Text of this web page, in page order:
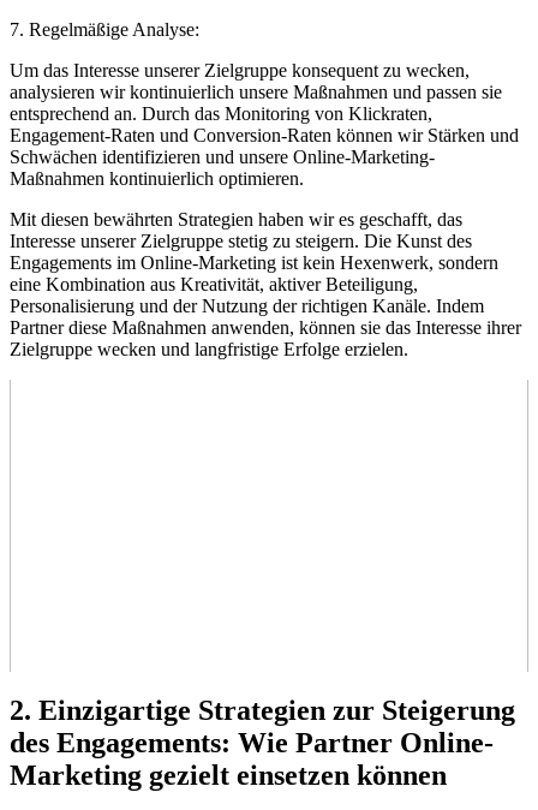
7. Regelmäßige Analyse:
Um das Interesse unserer Zielgruppe konsequent zu wecken,
analysieren wir kontinuierlich unsere Maßnahmen und passen sie
entsprechend an. Durch das Monitoring von Klickraten,
Engagement-Raten und Conversion-Raten können wir Stärken und
Schwächen identifizieren und unsere Online-Marketing-
Maßnahmen kontinuierlich optimieren.
Mit diesen bewährten Strategien haben wir es geschafft, das
Interesse unserer Zielgruppe stetig zu steigern. Die Kunst des
Engagements im Online-Marketing ist kein Hexenwerk, sondern
eine Kombination aus Kreativität, aktiver Beteiligung,
Personalisierung und der Nutzung der richtigen Kanäle. Indem
Partner diese Maßnahmen anwenden, können sie das Interesse ihrer
Zielgruppe wecken und langfristige Erfolge erzielen.
2. Einzigartige Strategien zur Steigerung
des Engagements: Wie Partner Online-
Marketing gezielt einsetzen können